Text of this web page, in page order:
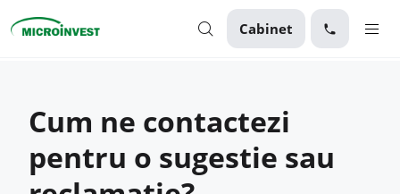
Cabinet
Business
Despre Microinvest
Cum ne contactezi
pentru o sugestie sau